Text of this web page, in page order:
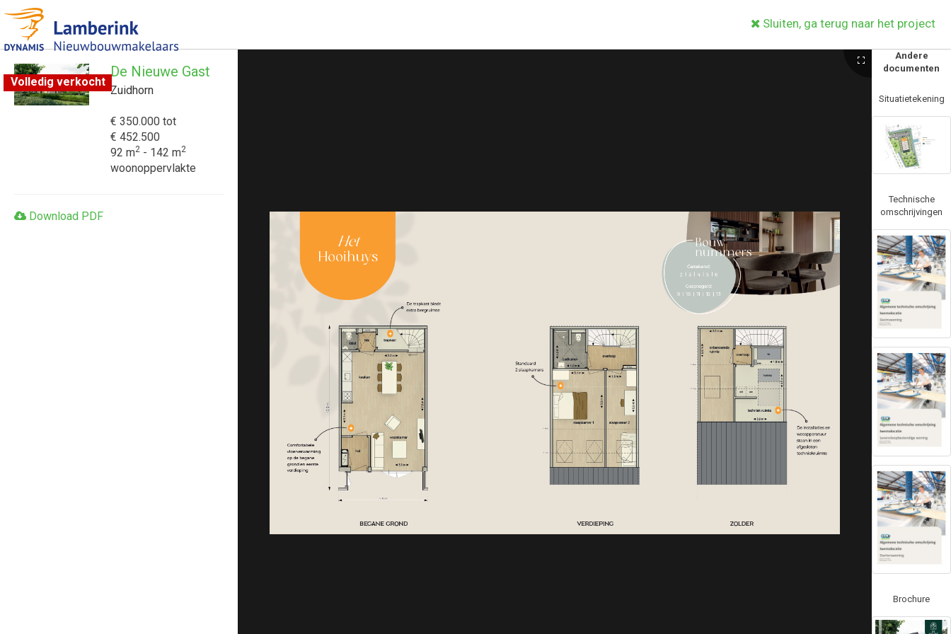
Sluiten, ga terug naar het project
Volledig verkocht
De Nieuwe Gast
Zuidhorn
€ 350.000 tot
€ 452.500
92 m2- 142 m2
woonoppervlakte
Download PDF
Andere
documenten
Situatietekening
Technische
omschrijvingen
Brochure